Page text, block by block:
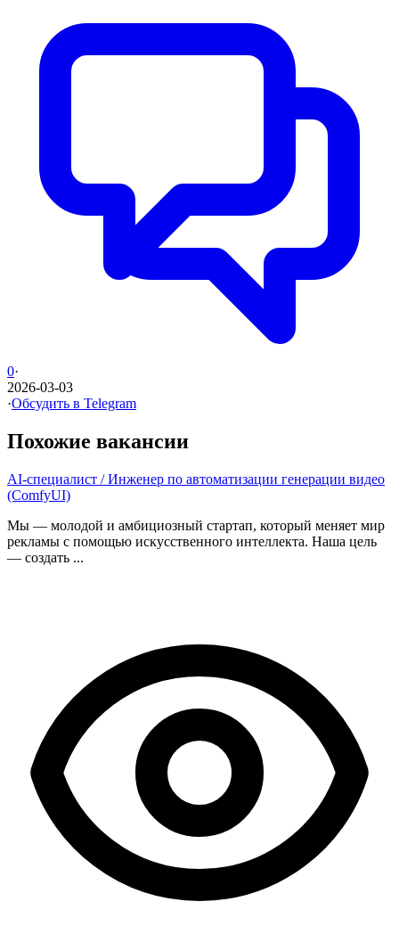
0·
2026-03-03
·Обсудить в Telegram
Похожие вакансии
AI-специалист / Инженер по автоматизации генерации видео
(ComfyUI)
Мы — молодой и амбициозный стартап, который меняет мир
рекламы с помощью искусственного интеллекта. Наша цель
— создать ...